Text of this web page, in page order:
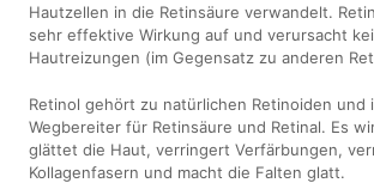
Hautzellen in die Retinsäure verwandelt.
sehr effektive Wirkung auf und verursacht
Hautreizungen (im Gegensatz zu anderen
Retinol gehört zu natürlichen Retinoiden und
Wegbereiter für Retinsäure und Retinal. Es
glättet die Haut, verringert Verfärbungen,
Kollagenfasern und macht die Falten glatt.